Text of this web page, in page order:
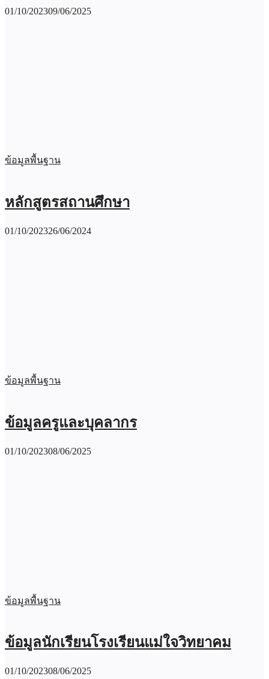
01/10/202309/06/2025
ข้อมูลพื้นฐาน
หลักสูตรสถานศึกษา
01/10/202326/06/2024
ข้อมูลพื้นฐาน
ข้อมูลครูและบุคลากร
01/10/202308/06/2025
ข้อมูลพื้นฐาน
ข้อมูลนักเรียนโรงเรียนแม่ใจวิทยาคม
01/10/202308/06/2025